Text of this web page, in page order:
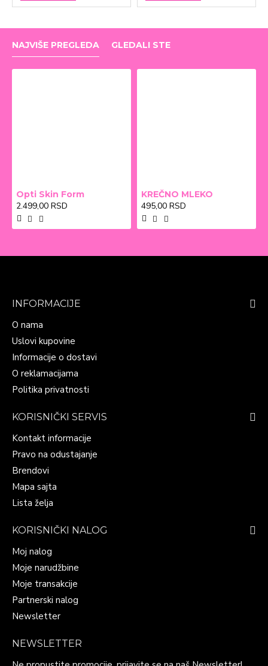
NAJVIŠE PREGLEDA GLEDALI STE
Opti Skin Form
2.499,00 RSD
KREČNO MLEKO
495,00 RSD
INFORMACIJE
O nama
Uslovi kupovine
Informacije o dostavi
O reklamacijama
Politika privatnosti
KORISNIČKI SERVIS
Kontakt informacije
Pravo na odustajanje
Brendovi
Mapa sajta
Lista želja
KORISNIČKI NALOG
Moj nalog
Moje narudžbine
Moje transakcije
Partnerski nalog
Newsletter
NEWSLETTER